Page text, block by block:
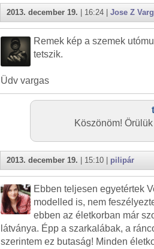
2013. december 19. | 16:24 | Jose Z
Remek kép a szemek
tetszik.
Üdv vargas
Köszönöm!
2013. december 19. | 15:10 | pilipár
Ebben teljesen egyetértek
modelled is, nem
ebben az életkorban már
látványa. Épp a szarkalábak, a
szerintem ez butaság! Minden